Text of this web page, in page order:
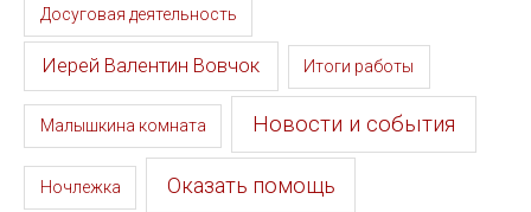
Досуговая деятельность
Иерей Валентин Вовчок Итоги работы
Малышкина комната Новости и события
Ночлежка Оказать помощь